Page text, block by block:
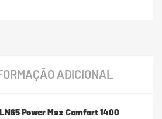
ADICIONAL
Power Max Comfort 1400